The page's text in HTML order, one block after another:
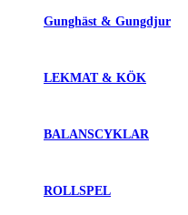
Gunghäst & Gungdjur
LEKMAT & KÖK
BALANSCYKLAR
ROLLSPEL